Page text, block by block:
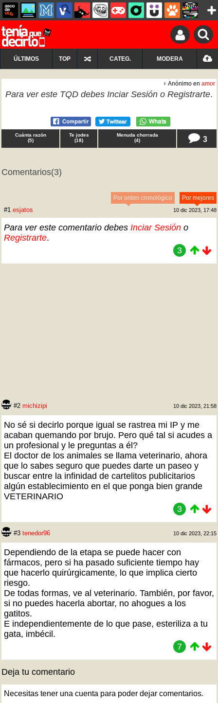
ÚLTIMOS TOP CATEG. MODERA
♀ Anónimo en amor
Para ver este TQD debes Inciar Sesión o Registrarte.
Cuánta razón
(5)
Te jodes
(18)
Menuda chorrada
(4) 3
Comentarios(3)
Por mejores
Por orden cronológico
#1 esjatos 10 dic 2023, 17:48
Para ver este comentario debes Inciar Sesión o
Registrarte.
3
#2 michizipi 10 dic 2023, 21:58
No sé si decirlo porque igual se rastrea mi IP y me
acaban quemando por brujo. Pero qué tal si acudes a
un profesional y le preguntas a él?
El doctor de los animales se llama veterinario, ahora
que lo sabes seguro que puedes darte un paseo y
buscar entre la infinidad de cartelitos publicitarios
algún establecimiento en el que ponga bien grande
VETERINARIO
3
#3 tenedor96 10 dic 2023, 22:15
Dependiendo de la etapa se puede hacer con
fármacos, pero si ha pasado suficiente tiempo hay
que hacerlo quirúrgicamente, lo que implica cierto
riesgo.
De todas formas, ve al veterinario. También, por favor,
si no puedes hacerla abortar, no ahogues a los
gatitos.
E independientemente de lo que pase, esteriliza a tu
gata, imbécil.
7
Deja tu comentario
Necesitas tener una cuenta para poder dejar comentarios.